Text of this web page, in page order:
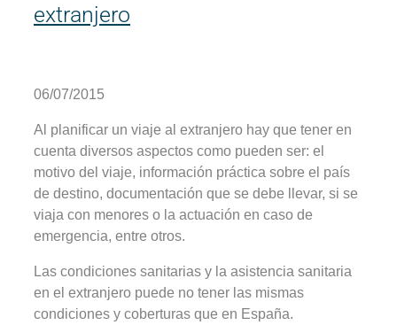
extranjero
06/07/2015
Al planificar un viaje al extranjero hay que tener en
cuenta diversos aspectos como pueden ser: el
motivo del viaje, información práctica sobre el país
de destino, documentación que se debe llevar, si se
viaja con menores o la actuación en caso de
emergencia, entre otros.
Las condiciones sanitarias y la asistencia sanitaria
en el extranjero puede no tener las mismas
condiciones y coberturas que en España.